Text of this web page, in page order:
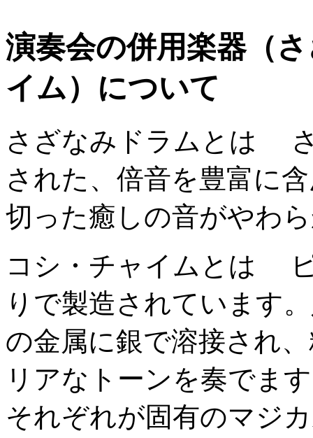
演奏会の併用楽器（
イム）について
さざなみドラムとは さ
された、倍音を豊富に
切った癒しの音がやわ
コシ・チャイムとは ピ
りで製造されています
の金属に銀で溶接され
リアなトーンを奏でま
それぞれが固有のマジ